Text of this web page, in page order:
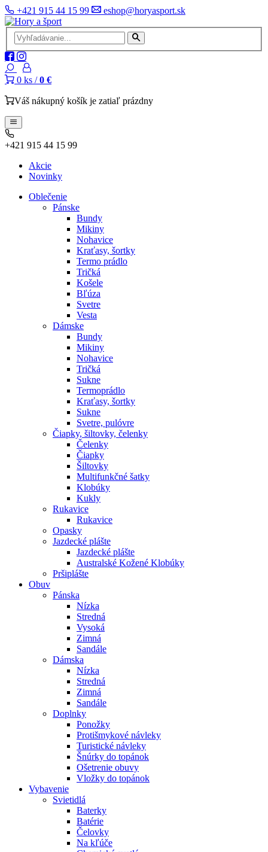
+421 915 44 15 99 eshop@horyasport.sk
0 ks / 0 €
Váš nákupný košík je zatiaľ prázdny
+421 915 44 15 99
Akcie
Novinky
Oblečenie
Pánske
Bundy
Mikiny
Nohavice
Kraťasy, šortky
Termo prádlo
Tričká
Košele
Bľúza
Svetre
Vesta
Dámske
Bundy
Mikiny
Nohavice
Tričká
Sukne
Termoprádlo
Kraťasy, šortky
Sukne
Svetre, pulóvre
Čiapky, šiltovky, čelenky
Čelenky
Čiapky
Šiltovky
Multifunkčné šatky
Klobúky
Kukly
Rukavice
Rukavice
Opasky
Jazdecké plášte
Jazdecké plášte
Australské Kožené Klobúky
Pršiplášte
Obuv
Pánska
Nízka
Stredná
Vysoká
Zimná
Sandále
Dámska
Nízka
Stredná
Zimná
Sandále
Doplnky
Ponožky
Protišmykové návleky
Turistické návleky
Šnúrky do topánok
Ošetrenie obuvy
Vložky do topánok
Vybavenie
Svietidlá
Baterky
Batérie
Čelovky
Na kľúče